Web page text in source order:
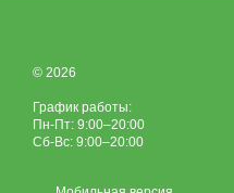
© 2026
График работы:
Пн-Пт: 9:00–20:00
Сб-Вс: 9:00–20:00